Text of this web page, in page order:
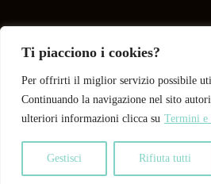
Ti piacciono i cookies?
Per offrirti il miglior servizio possibile
Continuando la navigazione nel sito
ulteriori informazioni clicca su Termini e
Gestisci Rifiuta tutti